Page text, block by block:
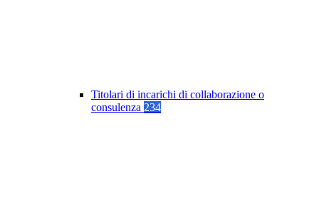
Titolari di incarichi di collaborazione o
consulenza 234